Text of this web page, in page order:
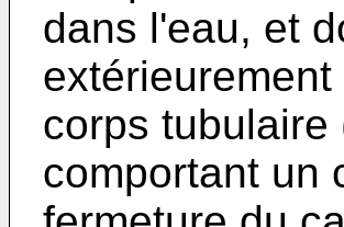
dans l'eau, et
corps
comportant un